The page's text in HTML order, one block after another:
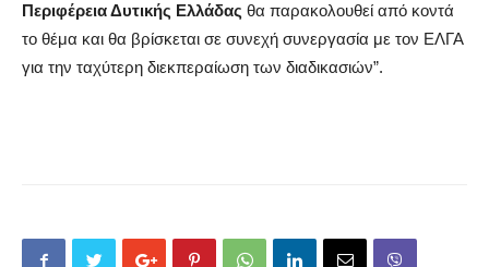
Περιφέρεια Δυτικής Ελλάδας θα παρακολουθεί από κοντά
το θέμα και θα βρίσκεται σε συνεχή συνεργασία με τον ΕΛΓΑ
για την ταχύτερη διεκπεραίωση των διαδικασιών”.